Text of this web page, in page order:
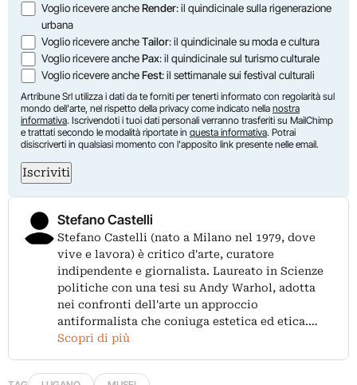
Voglio ricevere ancheRender: il quindicinale sulla rigenerazione
urbana
Voglio ricevere ancheTailor: il quindicinale su moda e cultura
Voglio ricevere anchePax: il quindicinale sul turismo culturale
Voglio ricevere ancheFest: il settimanale sui festival culturali
Artribune Srl utilizza i dati da te forniti per tenerti informato con regolarità sul
mondo dell'arte, nel rispetto della privacy come indicato nella nostra
informativa. Iscrivendoti i tuoi dati personali verranno trasferiti su MailChimp
e trattati secondo le modalità riportate in questa informativa. Potrai
disiscriverti in qualsiasi momento con l'apposito link presente nelle email.
Iscriviti
Stefano Castelli
Stefano Castelli (nato a Milano nel 1979, dove
vive e lavora) è critico d'arte, curatore
indipendente e giornalista. Laureato in Scienze
politiche con una tesi su Andy Warhol, adotta
nei confronti dell'arte un approccio
antiformalista che coniuga estetica ed etica.…
Scopri di più